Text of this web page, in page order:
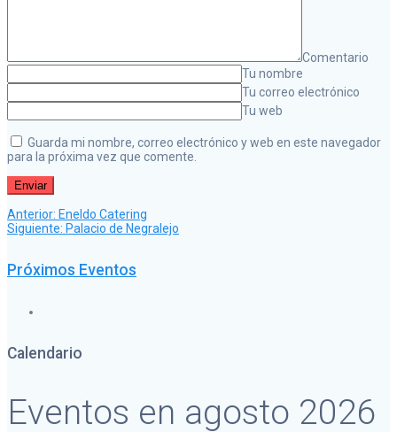
Comentario
Tu nombre
Tu correo electrónico
Tu web
Guarda mi nombre, correo electrónico y web en este navegador
para la próxima vez que comente.
Navegación
de
entradas
Anterior: Post
anterior:
Eneldo Catering
Siguiente: Siguiente
Palacio de Negralejo
Próximos Eventos
Calendario
Eventos en agosto 2026